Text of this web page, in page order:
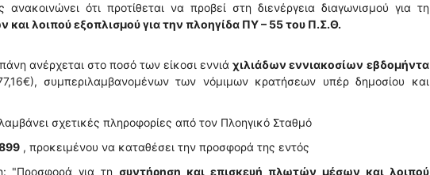
ότι προτίθεται να προβεί στη διενέργεια διαγωνισμού για τη
λοιπού εξοπλισμού για την πλοηγίδα ΠΥ – 55 του Π.Σ.Θ.
ανέρχεται στο ποσό των είκοσι εννιάχιλιάδων εννιακοσίων εβδομήντα
συμπεριλαμβανομένων των νόμιμων κρατήσεων υπέρ δημοσίου και
σχετικές πληροφορίες από τον Πλοηγικό Σταθμό
, προκειμένου να καταθέσει την προσφορά της εντός
"Προσφορά για τη συντήρηση και επισκευή πλωτών μέσων και λοιπού